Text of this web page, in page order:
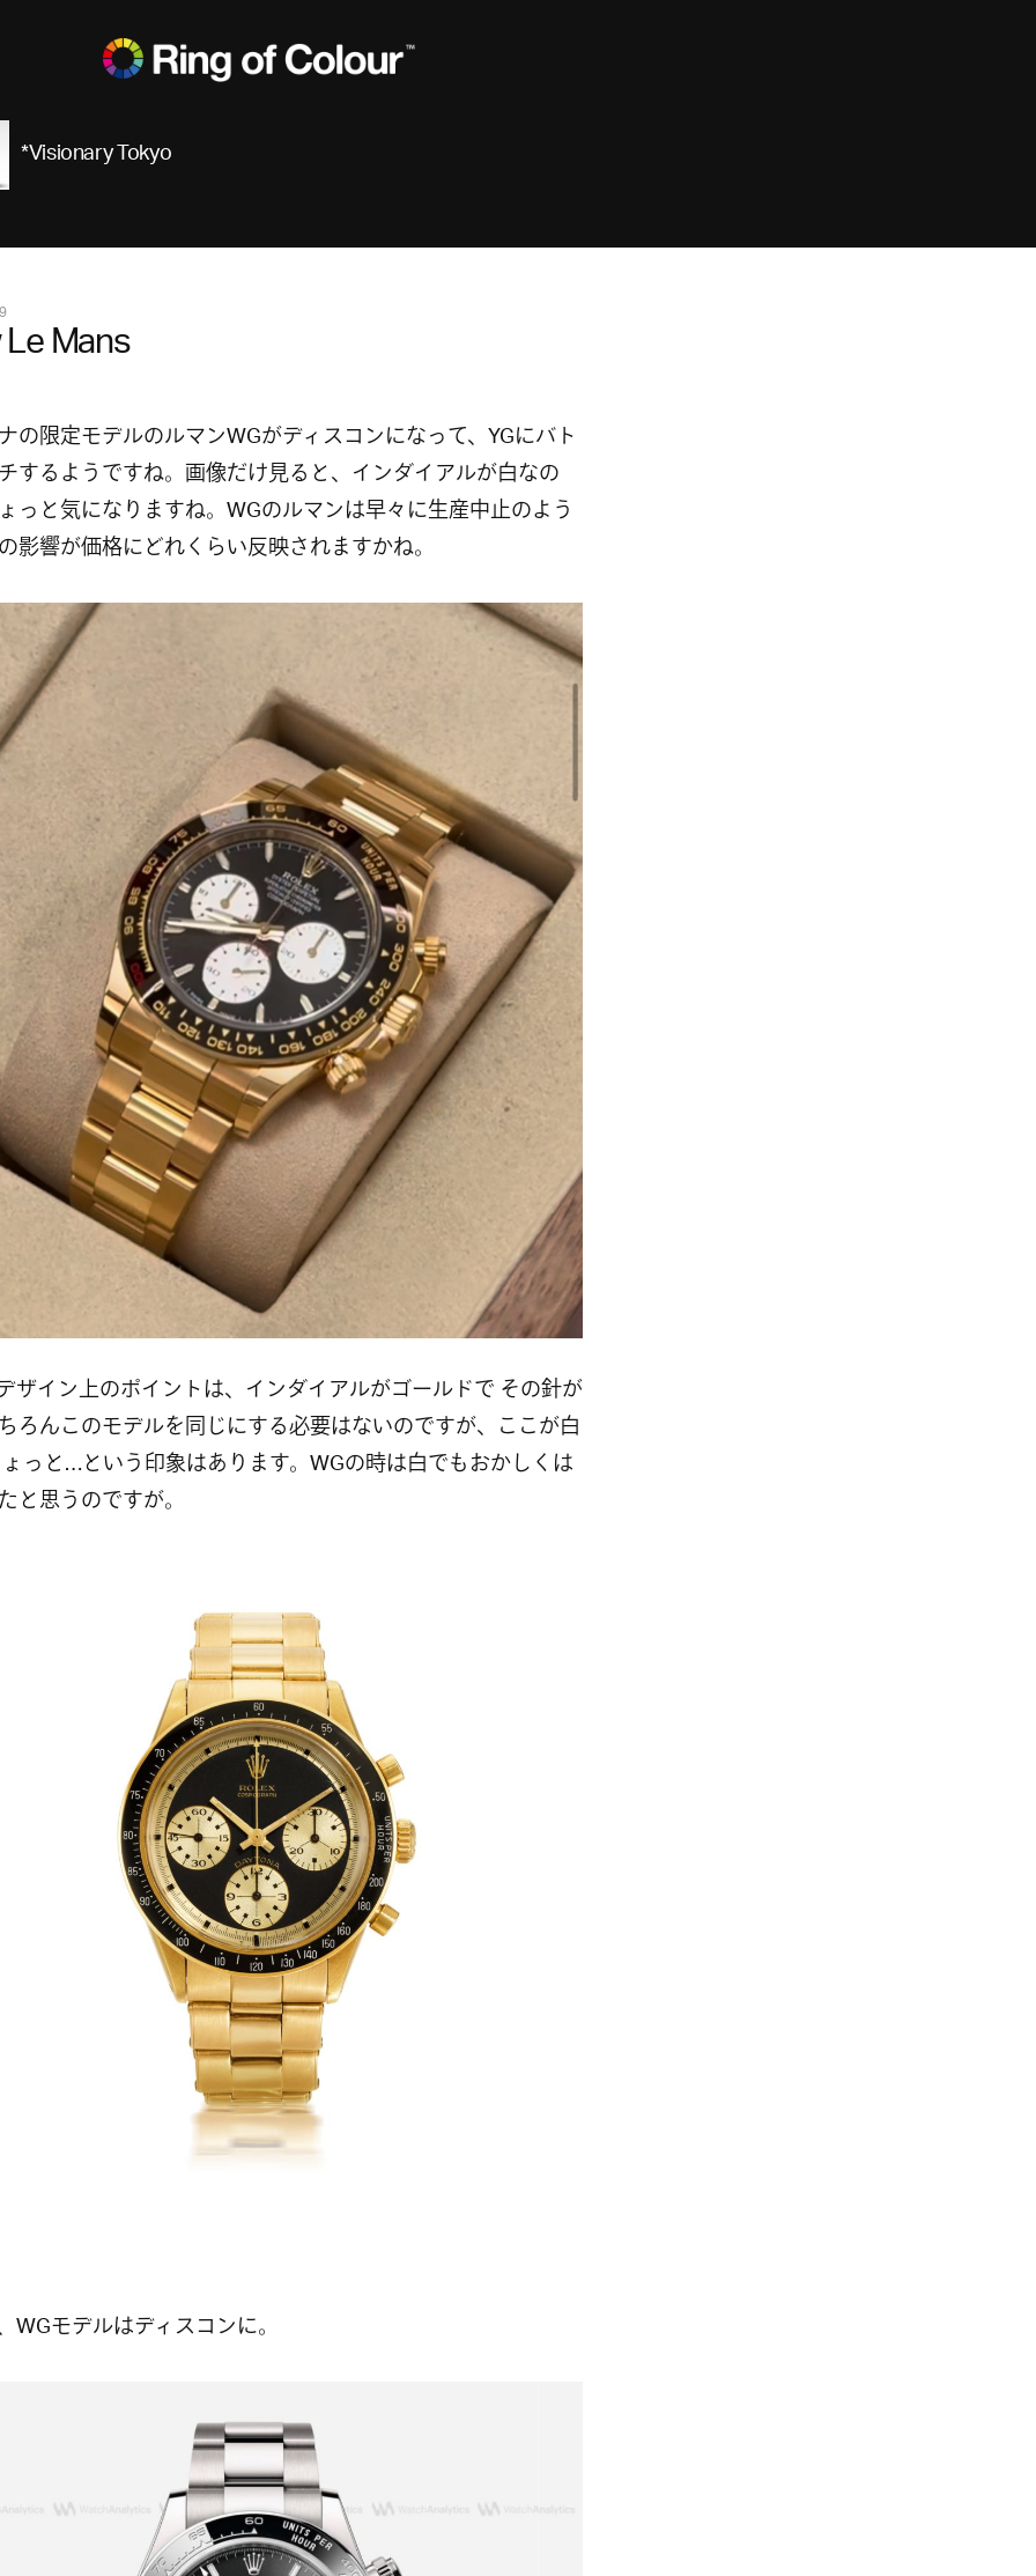
*Visionary Tokyo
Mans
の限定モデルのルマンWGがディスコンになって、YGにバト
するようですね。画像だけ見ると、インダイアルが白なの
っと気になりますね。WGのルマンは早々に生産中止のよう
影響が価格にどれくらい反映されますかね。
ザイン上のポイントは、インダイアルがゴールドで その針が
ろんこのモデルを同じにする必要はないのですが、ここが白
っと…という印象はあります。WGの時は白でもおかしくは
と思うのですが。
WGモデルはディスコンに。